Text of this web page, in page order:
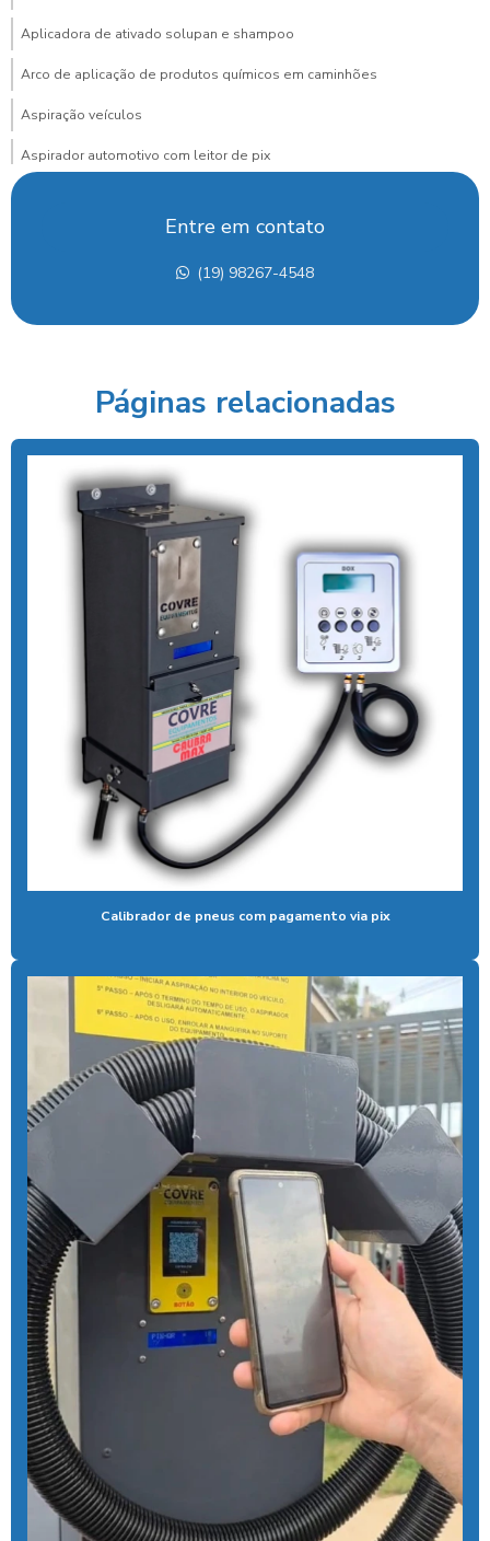
Aplicadora de ativado solupan e shampoo
Arco de aplicação de produtos químicos em caminhões
Aspiração veículos
Aspirador automotivo com leitor de pix
Aspirador de carros para lava rapido
Aspirador de carros portátil preço
Aspirador de carros profissional
Aspirador com cobrança por pix para posto
Aspirador para lava rápido profissional
Aspirador moedas
Aspirador de pó fichas e moedas
Aspirador de pó ideal para carros
Aspirador de pó industrial para carros
Aspirador de pó de moeda
Aspirador de pó self service
Aspirador para posto ficha
Aspirador para posto de gasolina
Aspirador para posto de lavagem
Aspirador para posto com sistema pix
Aspirador profissional para carros
Aspirador self service fichas
Aspirador self service moedas
Aspirador self service onde encontrar
Aspirador self service pagamento pix
Aspirador self service com pix
Aspirador self service pix preço
Aspirador self service para postos com pix
Aspirador self service preço
Aspirador self service com qr code
Bomba de alta pressão com controle remoto
Bomba para lavar caminhão
Cal liquida para tratamento de agua
Cal para tratamento de água
Calibrador pneu moedeiro
Entre em contato
(19) 98267-4548
Páginas relacionadas
Calibrador de pneus com pagamento via pix